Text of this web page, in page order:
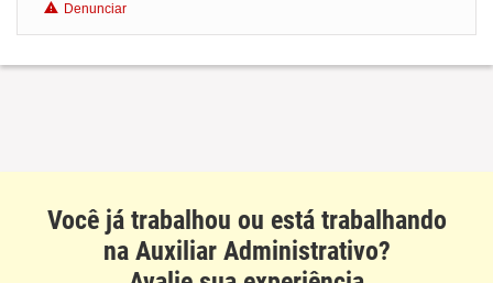
Benefícios
Denunciar
Você já trabalhou ou está trabalhando
na Auxiliar Administrativo?